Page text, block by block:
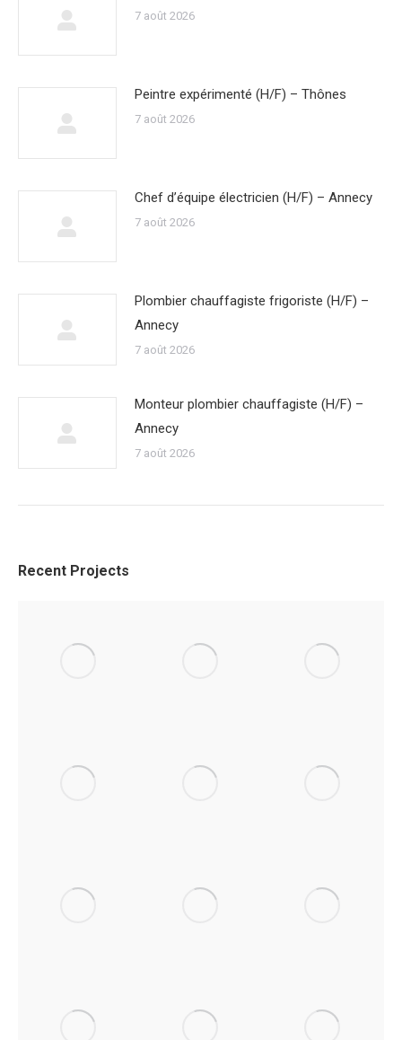
7 août 2026
Peintre expérimenté (H/F) – Thônes
7 août 2026
Chef d’équipe électricien (H/F) – Annecy
7 août 2026
Plombier chauffagiste frigoriste (H/F) –
Annecy
7 août 2026
Monteur plombier chauffagiste (H/F) –
Annecy
7 août 2026
Recent Projects